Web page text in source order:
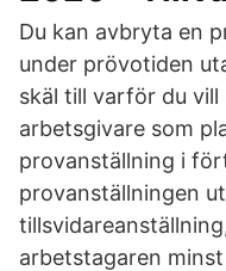
Du kan avbryta en
under prövotiden
skäl till varför du vill
arbetsgivare som
provanställning i
provanställningen
arbetstagaren